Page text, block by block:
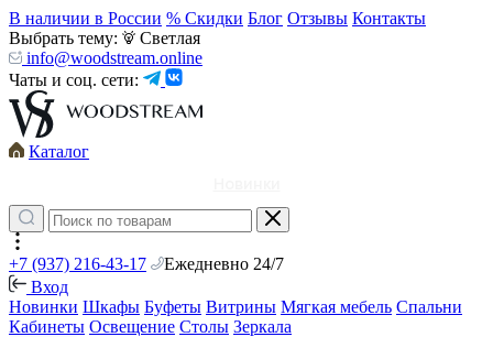
В наличии в России % Скидки Блог Отзывы Контакты
Выбрать тему:
Светлая
info@woodstream.online
Чаты и соц. сети:
Каталог
+7 (937) 216-43-17
Ежедневно 24/7
Вход
Новинки Шкафы Буфеты Витрины Мягкая мебель Спальни
Кабинеты Освещение Столы Зеркала